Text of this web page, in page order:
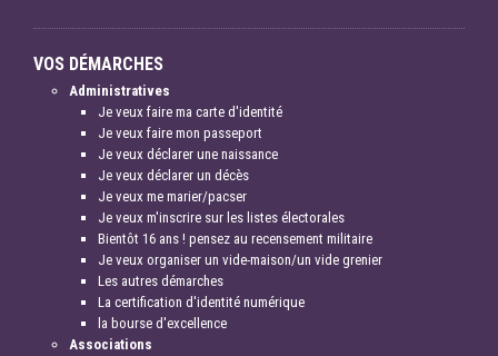
VOS DÉMARCHES
Administratives
Je veux faire ma carte d'identité
Je veux faire mon passeport
Je veux déclarer une naissance
Je veux déclarer un décès
Je veux me marier/pacser
Je veux m'inscrire sur les listes électorales
Bientôt 16 ans ! pensez au recensement militaire
Je veux organiser un vide-maison/un vide grenier
Les autres démarches
La certification d'identité numérique
la bourse d'excellence
Associations